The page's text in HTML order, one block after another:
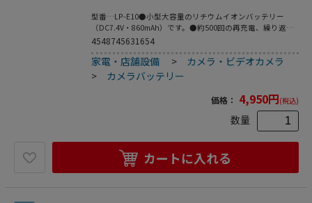
型番…LP-E10●小型大容量のリチウムイオンバッテリー
（DC7.4V・860mAh）です。●約500回の再充電、繰り返し
使用が可能です。●重量…約45g●梱包サイ
ズ:70×180×24●梱包重量80g
4548745631654
家電・店舗設備 > カメラ・ビデオカメラ
> カメラバッテリー
価格： 4,950円(税込)
数量
カートに入れる